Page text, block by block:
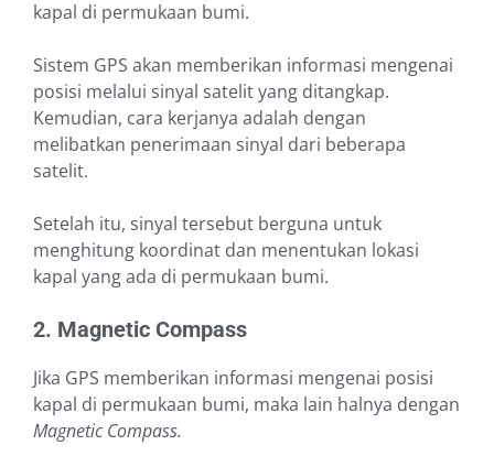
kapal di permukaan bumi.
Sistem GPS akan memberikan informasi mengenai
posisi melalui sinyal satelit yang ditangkap.
Kemudian, cara kerjanya adalah dengan
melibatkan penerimaan sinyal dari beberapa
satelit.
Setelah itu, sinyal tersebut berguna untuk
menghitung koordinat dan menentukan lokasi
kapal yang ada di permukaan bumi.
2. Magnetic Compass
Jika GPS memberikan informasi mengenai posisi
kapal di permukaan bumi, maka lain halnya dengan
Magnetic Compass.